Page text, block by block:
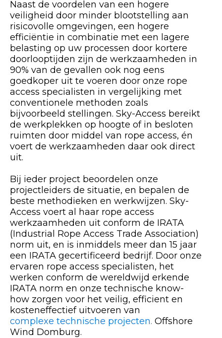
Naast de voordelen van een hogere
veiligheid door minder blootstelling aan
risicovolle omgevingen, een hogere
efficiëntie in combinatie met een lagere
belasting op uw processen door kortere
doorlooptijden zijn de werkzaamheden in
90% van de gevallen ook nog eens
goedkoper uit te voeren door onze rope
access specialisten in vergelijking met
conventionele methoden zoals
bijvoorbeeld stellingen. Sky-Access bereikt
de werkplekken op hoogte of in besloten
ruimten door middel van rope access, én
voert de werkzaamheden daar ook direct
uit.
Bij ieder project beoordelen onze
projectleiders de situatie, en bepalen de
beste methodieken en werkwijzen. Sky-
Access voert al haar rope access
werkzaamheden uit conform de IRATA
(Industrial Rope Access Trade Association)
norm uit, en is inmiddels meer dan 15 jaar
een IRATA gecertificeerd bedrijf. Door onze
ervaren rope access specialisten, het
werken conform de wereldwijd erkende
IRATA norm en onze technische know-
how zorgen voor het veilig, efficient en
kosteneffectief uitvoeren van
complexe technische projecten. Offshore
Wind Domburg.